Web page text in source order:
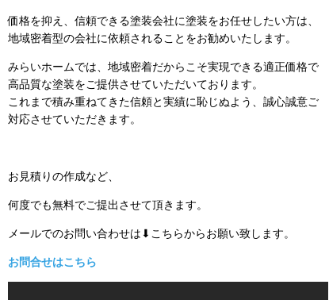
価格を抑え、信頼できる塗装会社に塗装をお任せしたい方は、
地域密着型の会社に依頼されることをお勧めいたします。
みらいホームでは、地域密着だからこそ実現できる適正価格で
高品質な塗装をご提供させていただいております。
これまで積み重ねてきた信頼と実績に恥じぬよう、誠心誠意ご
対応させていただきます。
お見積りの作成など、
何度でも無料でご提出させて頂きます。
メールでのお問い合わせは⬇こちらからお願い致します。
お問合せはこちら